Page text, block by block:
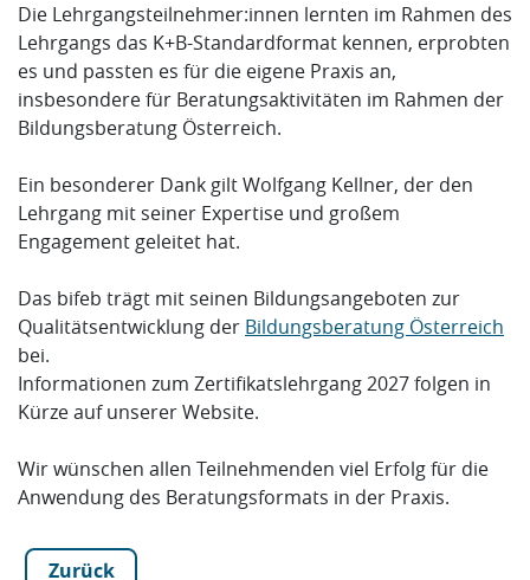
Die Lehrgangsteilnehmer:innen lernten im Rahmen des
Lehrgangs das K+B-Standardformat kennen, erprobten
es und passten es für die eigene Praxis an,
insbesondere für Beratungsaktivitäten im Rahmen der
Bildungsberatung Österreich.
Ein besonderer Dank gilt Wolfgang Kellner, der den
Lehrgang mit seiner Expertise und großem
Engagement geleitet hat.
Das bifeb trägt mit seinen Bildungsangeboten zur
Qualitätsentwicklung der Bildungsberatung Österreich
bei.
Informationen zum Zertifikatslehrgang 2027 folgen in
Kürze auf unserer Website.
Wir wünschen allen Teilnehmenden viel Erfolg für die
Anwendung des Beratungsformats in der Praxis.
Zurück